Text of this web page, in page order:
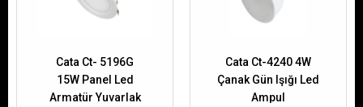
Cata Ct- 5196G
15W Panel Led
Armatür Yuvarlak
Cata Ct-4240 4W
Çanak Gün Işığı Led
Ampul